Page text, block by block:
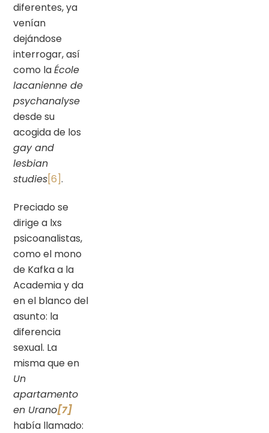
diferentes, ya
venían
dejándose
interrogar, así
como laÉcole
lacanienne de
psychanalyse
desde su
acogida de los
gay and
lesbian
studies[6].
Preciado se
dirige a lxs
psicoanalistas,
como el mono
de Kafka a la
Academia y da
en el blanco del
asunto: la
diferencia
sexual. La
misma que en
Un
apartamento
en Urano[7]
había llamado: